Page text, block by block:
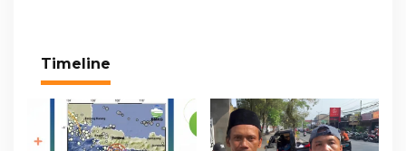
Timeline